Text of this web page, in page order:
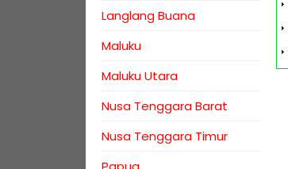
Langlang Buana
Maluku
Maluku Utara
Nusa Tenggara Barat
Nusa Tenggara Timur